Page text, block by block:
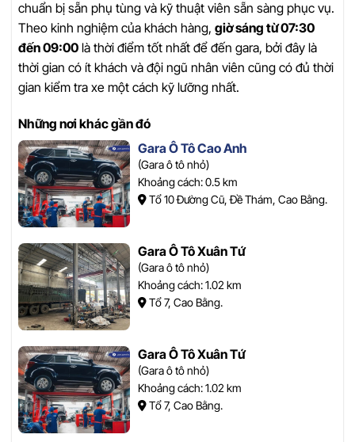
chuẩn bị sẵn phụ tùng và kỹ thuật viên sẵn sàng phục vụ.
Theo kinh nghiệm của khách hàng, giờ sáng từ 07:30
đến 09:00 là thời điểm tốt nhất để đến gara, bởi đây là
thời gian có ít khách và đội ngũ nhân viên cũng có đủ thời
gian kiểm tra xe một cách kỹ lưỡng nhất.
Những nơi khác gần đó
Gara Ô Tô Cao Anh
(Gara ô tô nhỏ)
Khoảng cách: 0.5 km
Tổ 10 Đường Cũ, Đề Thám, Cao Bằng.
Gara Ô Tô Xuân Tứ
(Gara ô tô nhỏ)
Khoảng cách: 1.02 km
Tổ 7, Cao Bằng.
Gara Ô Tô Xuân Tứ
(Gara ô tô nhỏ)
Khoảng cách: 1.02 km
Tổ 7, Cao Bằng.